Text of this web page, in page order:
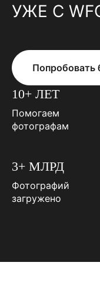
УЖЕ С
Попробовать
10+ ЛЕТ
Помогаем
фотографам
3+ МЛРД
Фотографий
загружено